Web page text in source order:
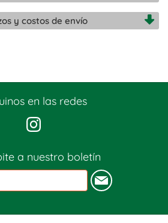
y costos de envío
en las redes
a nuestro boletín